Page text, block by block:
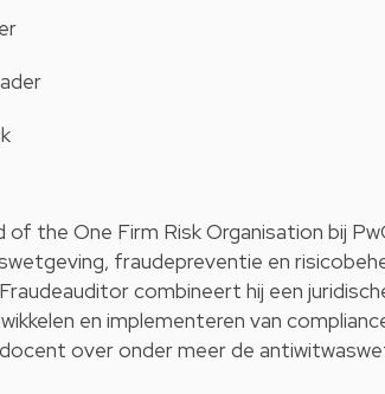
the One Firm Risk Organisation bij
fraudepreventie en
combineert hij een
en implementeren van
over onder meer de